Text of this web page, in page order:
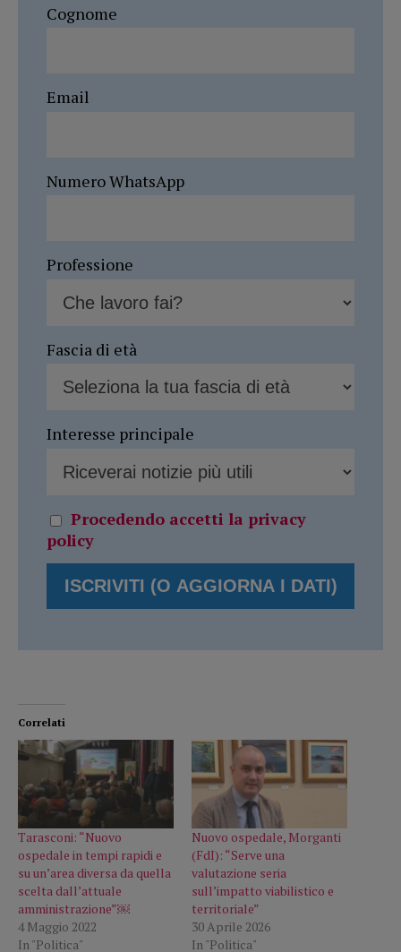
Cognome
Email
Numero WhatsApp
Professione
Fascia di età
Interesse principale
Procedendo accetti la privacy
policy
Correlati
Tarasconi: “Nuovo
ospedale in tempi rapidi e
su un’area diversa da quella
scelta dall’attuale
amministrazione”￼
4 Maggio 2022
In "Politica"
Nuovo ospedale, Morganti
(FdI): “Serve una
valutazione seria
sull’impatto viabilistico e
territoriale”
30 Aprile 2026
In "Politica"